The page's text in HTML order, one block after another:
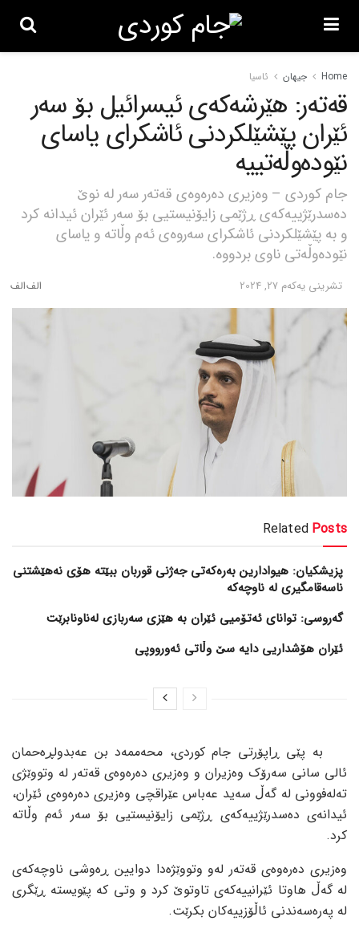
Home جیهان ئاسیا
قەتەر: هێرشەکەی ئیسرائیل بۆ سەر
ئێران پێشێلکردنی ئاشکرای یاسای
نێودەوڵەتییە
جام کوردی – وەزیری دەرەوەی قەتەر سەر لە نوێ
دەسدرێژییەکەی ڕژێمی زایۆنیستیی بۆ سەر ئێران ئیدانە کرد
و بە پێشێلکردنی ئاشکرای سەروەی ئەم وڵاتە و یاسای
نێودەوڵەتی ناوی بردووە.
تشرینی یه‌كه‌م 27, 2024
Related Posts
پزیشکیان: هیوادارین بەرەکەتی جەژنی قوربان ببێتە هۆی نەهێشتنی
ناسەقامگیری لە ناوچەکە
گەروسی: توانای ئەتۆمیی ئێران بە هێزی سەربازی لەناونابرێت
ئێران هۆشداریی دایە سێ وڵاتی ئەورووپی
بە پێی ڕاپۆرتی جام کوردی، محەممەد بن عەبدولڕەحمان
ئالی سانی سەرۆک وەزیران و وەزیری دەرەوەی قەتەر لە وتووێژی
تەلەفوونی لە گەڵ سەید عەباس عێراقچی وەزیری دەرەوەی ئێران،
ئیدانەی دەسدرێژییەکەی ڕژێمی زایۆنیستیی بۆ سەر ئەم وڵاتە
کرد.
وەزیری دەرەوەی قەتەر لەو وتووێژەدا دوایین ڕەوشی ناوچەکەی
لە گەڵ هاوتا ئێرانییەکەی تاوتوێ کرد و وتی کە پێویستە ڕێگری
لە پەرەسەندنی ئاڵۆزییەکان بکرێت.